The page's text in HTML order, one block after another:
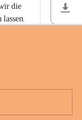
die
und
n
a